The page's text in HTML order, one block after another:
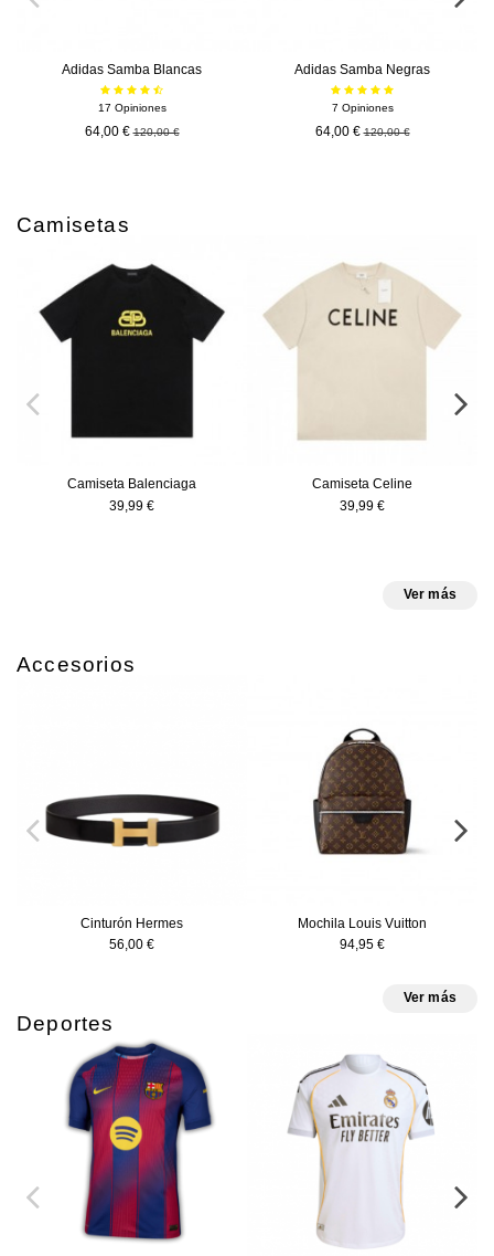
Adidas Samba Blancas
17 Opiniones
64,00 € 120,00 €
Adidas Samba Negras
7 Opiniones
64,00 € 120,00 €
Camisetas
Camiseta Balenciaga
39,99 €
Camiseta Celine
39,99 €
Ver más
Accesorios
Cinturón Hermes
56,00 €
Mochila Louis Vuitton
94,95 €
Ver más
Deportes